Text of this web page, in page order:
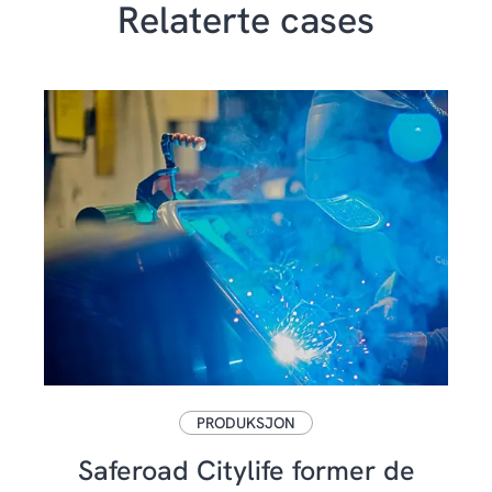
Relaterte cases
PRODUKSJON
Saferoad Citylife former de